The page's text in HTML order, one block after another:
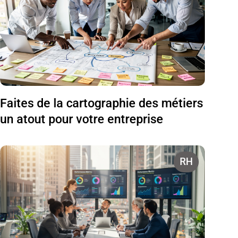
Faites de la cartographie des métiers
un atout pour votre entreprise
RH